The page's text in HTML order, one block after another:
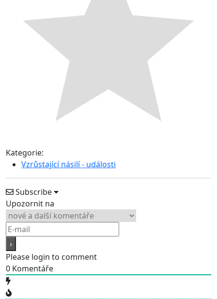
Kategorie:
Vzrůstající násilí - události
Subscribe
Upozornit na
Please login to comment
0 Komentáře